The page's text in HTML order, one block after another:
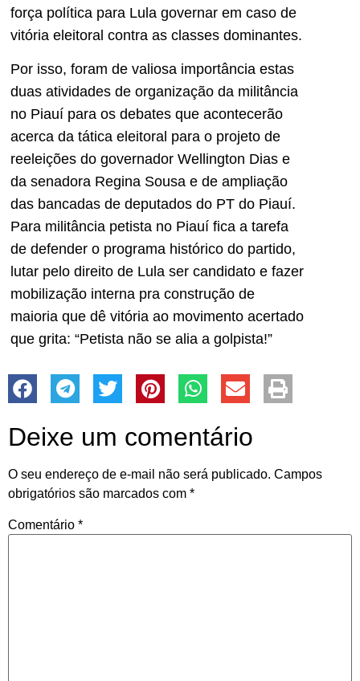
força política para Lula governar em caso de
vitória eleitoral contra as classes dominantes.
Por isso, foram de valiosa importância estas
duas atividades de organização da militância
no Piauí para os debates que acontecerão
acerca da tática eleitoral para o projeto de
reeleições do governador Wellington Dias e
da senadora Regina Sousa e de ampliação
das bancadas de deputados do PT do Piauí.
Para militância petista no Piauí fica a tarefa
de defender o programa histórico do partido,
lutar pelo direito de Lula ser candidato e fazer
mobilização interna pra construção de
maioria que dê vitória ao movimento acertado
que grita: “Petista não se alia a golpista!”
Deixe um comentário
O seu endereço de e-mail não será publicado. Campos
obrigatórios são marcados com *
Comentário *